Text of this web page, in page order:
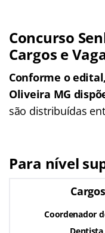
Concurso
Cargos e
Conforme o
Oliveira MG
são distribuídas
Para nível
Cargos
Coordenador